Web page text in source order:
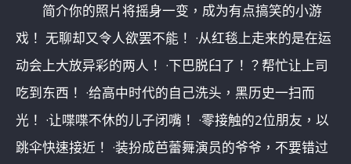
简介你的照片将摇身一变，成为有点搞笑的小游
戏！ 无聊却又令人欲罢不能！ ·从红毯上走来的是在运
动会上大放异彩的两人！ ·下巴脱臼了！？帮忙让上司
吃到东西！ ·给高中时代的自己洗头，黑历史一扫而
光！ ·让喋喋不休的儿子闭嘴！ ·零接触的2位朋友，以
跳伞快速接近！ ·装扮成芭蕾舞演员的爷爷，不要错过